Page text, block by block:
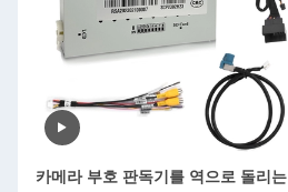
카메라 부호 판독기를 역으로 돌리는